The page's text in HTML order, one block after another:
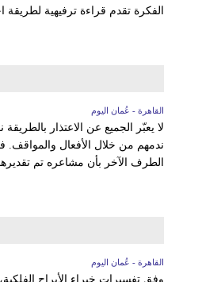
الفكرة تقدم قراءة ترفيهية
القاهرة - عُمان اليوم
لا يعبّر الجميع عن الاعتذار
ندمهم من خلال الأفعال والمواقف.
الطرف الآخر بأن مشاعره تم
القاهرة - عُمان اليوم